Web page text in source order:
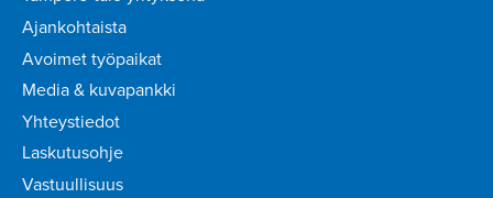
Ajankohtaista
Avoimet työpaikat
Media & kuvapankki
Yhteystiedot
Laskutusohje
Vastuullisuus